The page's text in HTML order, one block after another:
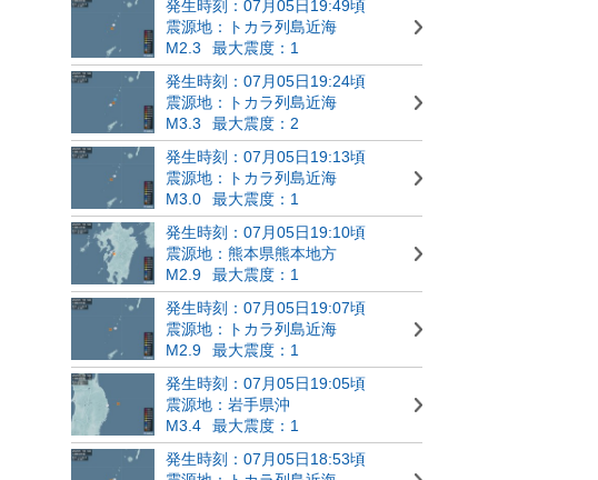
発生時刻：07月05日19:49頃
震源地：トカラ列島近海
M2.3
最大震度：1
発生時刻：07月05日19:24頃
震源地：トカラ列島近海
M3.3
最大震度：2
発生時刻：07月05日19:13頃
震源地：トカラ列島近海
M3.0
最大震度：1
発生時刻：07月05日19:10頃
震源地：熊本県熊本地方
M2.9
最大震度：1
発生時刻：07月05日19:07頃
震源地：トカラ列島近海
M2.9
最大震度：1
発生時刻：07月05日19:05頃
震源地：岩手県沖
M3.4
最大震度：1
発生時刻：07月05日18:53頃